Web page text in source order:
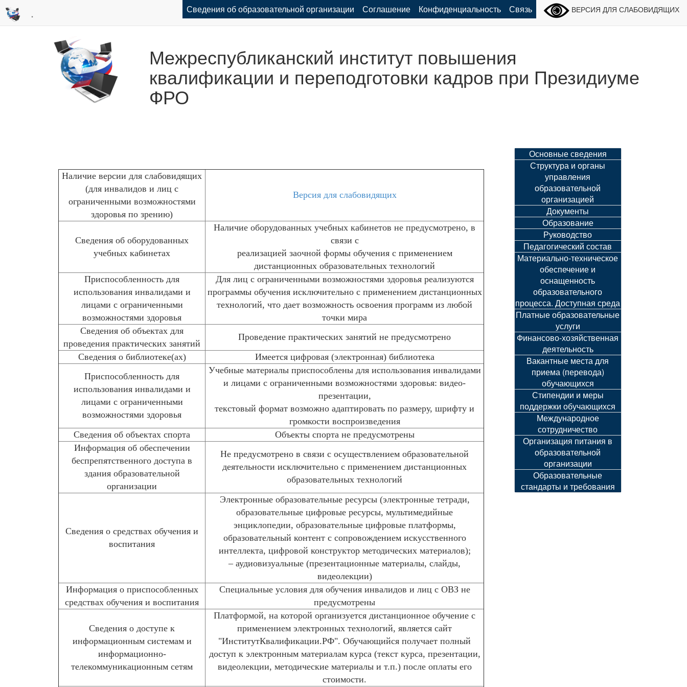
. ВЕРСИЯ ДЛЯ СЛАБОВИДЯЩИХ
Сведения об образовательной организации Соглашение Конфиденциальность Связь
Межреспубликанский институт повышения
квалификации и переподготовки кадров при Президиуме
ФРО
Наличие версии для слабовидящих
(для инвалидов и лиц с
ограниченными возможностями
здоровья по зрению)
Версия для слабовидящих
Сведения об оборудованных
учебных кабинетах
Наличие оборудованных учебных кабинетов не предусмотрено, в
связи с
реализацией заочной формы обучения с применением
дистанционных образовательных технологий
Приспособленность для
использования инвалидами и
лицами с ограниченными
возможностями здоровья
Для лиц с ограниченными возможностями здоровья реализуются
программы обучения исключительно с применением дистанционных
технологий, что дает возможность освоения программ из любой
точки мира
Сведения об объектах для
проведения практических занятий
Проведение практических занятий не предусмотрено
Сведения о библиотеке(ах)
Имеется цифровая (электронная) библиотека
Приспособленность для
использования инвалидами и
лицами с ограниченными
возможностями здоровья
Учебные материалы приспособлены для использования инвалидами
и лицами с ограниченными возможностями здоровья: видео-
презентации,
текстовый формат возможно адаптировать по размеру, шрифту и
громкости воспроизведения
Сведения об объектах спорта
Объекты спорта не предусмотрены
Информация об обеспечении
беспрепятственного доступа в
здания образовательной
организации
Не предусмотрено в связи с осуществлением образовательной
деятельности исключительно с применением дистанционных
образовательных технологий
Сведения о средствах обучения и
воспитания
Электронные образовательные ресурсы (электронные тетради,
образовательные цифровые ресурсы, мультимедийные
энциклопедии, образовательные цифровые платформы,
образовательный контент с сопровождением искусственного
интеллекта, цифровой конструктор методических материалов);
– аудиовизуальные (презентационные материалы, слайды,
видеолекции)
Информация о приспособленных
средствах обучения и воспитания
Специальные условия для обучения инвалидов и лиц с ОВЗ не
предусмотрены
Сведения о доступе к
информационным системам и
информационно-
телекоммуникационным сетям
Платформой, на которой организуется дистанционное обучение с
применением электронных технологий, является сайт
"ИнститутКвалификации.РФ". Обучающийся получает полный
доступ к электронным материалам курса (текст курса, презентации,
видеолекции, методические материалы и т.п.) после оплаты его
стоимости.
Основные сведения
Структура и органы
управления
образовательной
организацией
Документы
Образование
Руководство
Педагогический состав
Материально-техническое
обеспечение и
оснащенность
образовательного
процесса. Доступная среда
Платные образовательные
услуги
Финансово-хозяйственная
деятельность
Вакантные места для
приема (перевода)
обучающихся
Стипендии и меры
поддержки обучающихся
Международное
сотрудничество
Организация питания в
образовательной
организации
Образовательные
стандарты и требования